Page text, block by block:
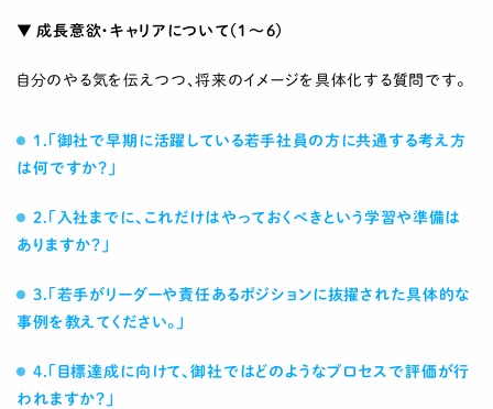
▼ 成長意欲・キャリアについて（1〜6）
自分のやる気を伝えつつ、将来のイメージを具体化する質問です。
1.「御社で早期に活躍している若手社員の方に共通する考え方
は何ですか？」
2.「入社までに、これだけはやっておくべきという学習や準備は
ありますか？」
3.「若手がリーダーや責任あるポジションに抜擢された具体的な
事例を教えてください。」
4.「目標達成に向けて、御社ではどのようなプロセスで評価が行
われますか？」